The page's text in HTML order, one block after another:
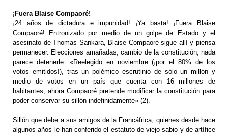
¡Fuera Blaise Compaoré!
¡24 años de dictadura e impunidad! ¡Ya basta! ¡Fuera Blaise
Compaoré! Entronizado por medio de un golpe de Estado y el
asesinato de Thomas Sankara, Blaise Compaoré sigue allí y piensa
permanecer. Elecciones amañadas, cambio de la constitución, nada
parece detenerle. «Reelegido en noviembre (¡por el 80% de los
votos emitidos!), tras un polémico escrutinio de sólo un millón y
medio de votos en un país que cuenta con 16 millones de
habitantes, ahora Compaoré pretende modificar la constitución para
poder conservar su sillón indefinidamente» (2).
Sillón que debe a sus amigos de la Francáfrica, quienes desde hace
algunos años le han conferido el estatuto de viejo sabio y de artífice